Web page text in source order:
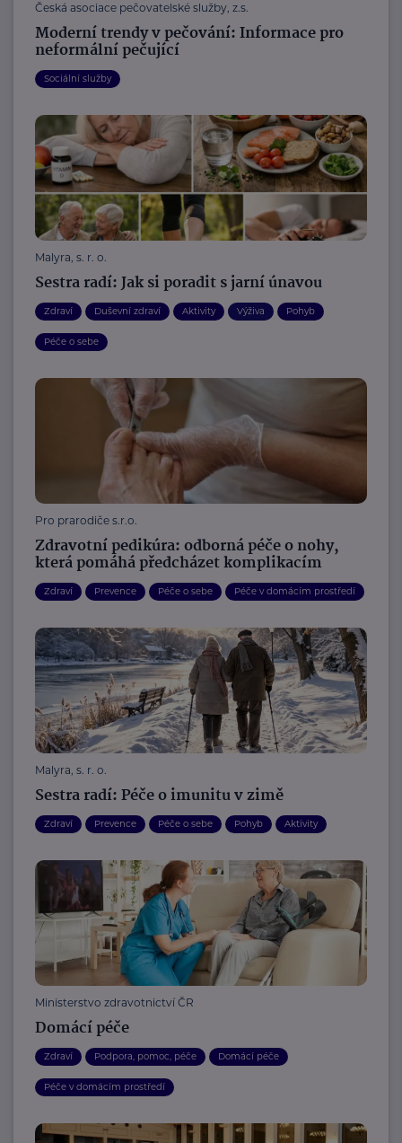
Česká asociace pečovatelské služby, z.s.
Moderní trendy v pečování: Informace pro
neformální pečující
Sociální služby
Malyra, s. r. o.
Sestra radí: Jak si poradit s jarní únavou
Zdraví Duševní zdraví Aktivity Výživa Pohyb
Péče o sebe
Pro prarodiče s.r.o.
Zdravotní pedikúra: odborná péče o nohy,
která pomáhá předcházet komplikacím
Zdraví Prevence Péče o sebe Péče v domácím prostředí
Malyra, s. r. o.
Sestra radí: Péče o imunitu v zimě
Zdraví Prevence Péče o sebe Pohyb Aktivity
Ministerstvo zdravotnictví ČR
Domácí péče
Zdraví Podpora, pomoc, péče Domácí péče
Péče v domácím prostředí